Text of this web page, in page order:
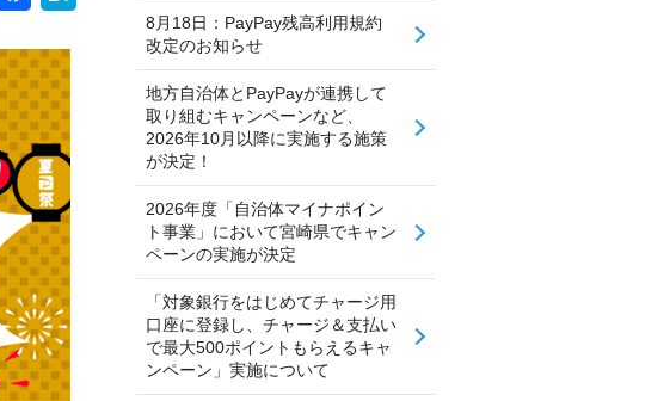
8月18日：PayPay残高利用規約
改定のお知らせ
地方自治体とPayPayが連携して
取り組むキャンペーンなど、
2026年10月以降に実施する施策
が決定！
2026年度「自治体マイナポイン
ト事業」において宮崎県でキャン
ペーンの実施が決定
「対象銀行をはじめてチャージ用
口座に登録し、チャージ＆支払い
で最大500ポイントもらえるキャ
ンペーン」実施について